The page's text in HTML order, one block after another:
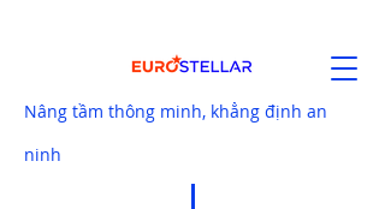
Nâng tầm thông minh, khẳng định an
ninh